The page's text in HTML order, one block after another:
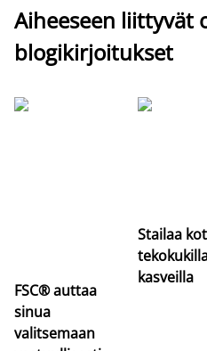
Aiheeseen liittyvät
blogikirjoitukset
FSC® auttaa
sinua
valitsemaan
Stailaa
kasveilla